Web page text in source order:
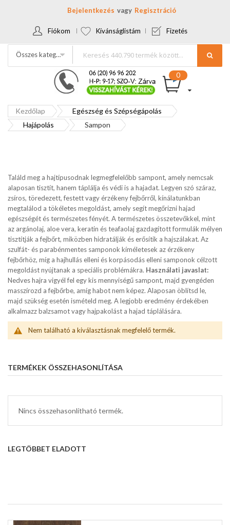
Bejelentkezés Regisztráció
Fiókom Kívánságlistám Fizetés
Összes kategória
Kezdőlap
Egészség és Szépségápolás
Hajápolás
Sampon
Találd meg a hajtípusodnak legmegfelelőbb sampont, amely nemcsak
alaposan tisztít, hanem táplálja és védi is a hajadat. Legyen szó száraz,
zsíros, töredezett, festett vagy érzékeny fejbőrről, kínálatunkban
megtalálod a tökéletes megoldást, amely segít megőrizni hajad
egészségét és természetes fényét. A természetes összetevőkkel, mint
az argánolaj, aloe vera, keratin és teafaolaj gazdagított formulák mélyen
tisztítják a fejbőrt, miközben hidratálják és erősítik a hajszálakat. Az
szulfát- és parabénmentes samponok kíméletesek az érzékeny
fejbőrhöz, míg a hajhullás elleni és korpásodás elleni samponok célzott
megoldást nyújtanak a speciális problémákra. Használati javaslat:
Nedves hajra vigyél fel egy kis mennyiségű sampont, majd gyengéden
masszírozd a fejbőrbe, amíg habot nem képez. Alaposan öblítsd le,
majd szükség esetén ismételd meg. A legjobb eredmény érdekében
alkalmazz balzsamot vagy hajpakolást a hajad táplálására.
Nem található a kiválasztásnak megfelelő termék.
TERMÉKEK ÖSSZEHASONLÍTÁSA
Nincs összehasonlítható termék.
LEGTÖBBET ELADOTT